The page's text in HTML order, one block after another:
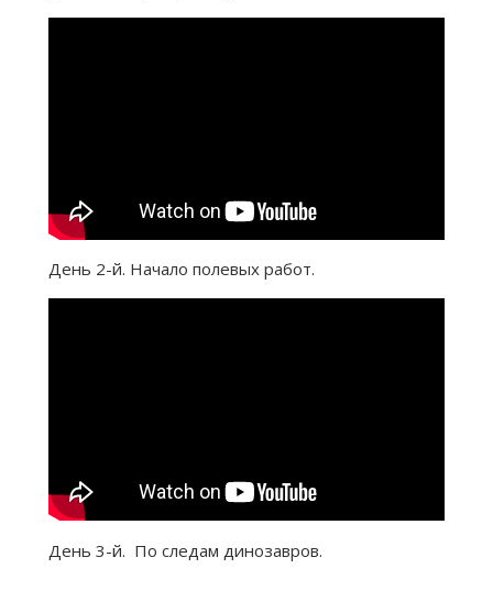
День 2-й. Начало полевых работ.
День 3-й. По следам динозавров.